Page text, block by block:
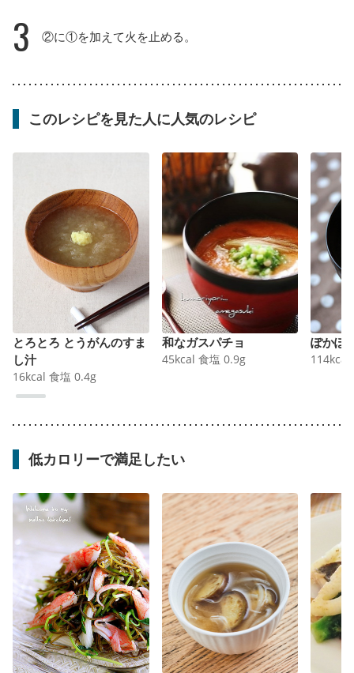
3 ②に①を加えて火を止める。
このレシピを見た人に人気のレシピ
とろとろ とうがんのすま
し汁
16kcal 食塩 0.4g
和なガスパチョ
45kcal 食塩 0.9g
ぽかぽ
114kcal
低カロリーで満足したい